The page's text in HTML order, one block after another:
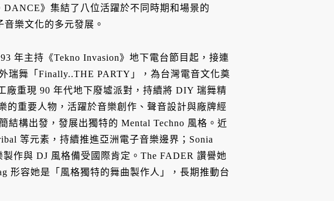
》集結了八位活躍於不同時期和場景的
樂文化的多元發展。
年主持《Tekno Invasion》地下電台節目起，接連
瑞舞「Finally..THE PARTY」，為台灣電音文化奠
廠重現 90 年代地下廢墟派對，持續將 DIY 瑞舞精
重要人物，活躍於音樂創作、聲音設計與廠牌經
結構出發，發展出獨特的 Mental Techno 風格。近
等元素，持續推進亞洲電子音樂邊界；Sonia
作與 DJ 風格備受國際肯定。The FADER 讚譽她
形容她是「風格獨特的舞曲製作人」，長期推動台